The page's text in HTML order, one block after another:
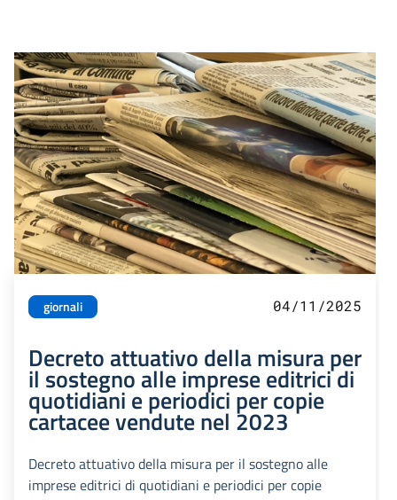
giornali 04/11/2025
Decreto attuativo della misura per
il sostegno alle imprese editrici di
quotidiani e periodici per copie
cartacee vendute nel 2023
Decreto attuativo della misura per il sostegno alle
imprese editrici di quotidiani e periodici per copie